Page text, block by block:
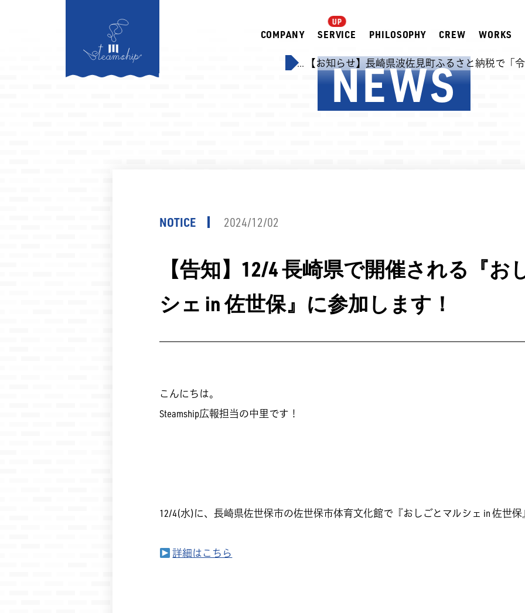
COMPANY SERVICE PHILOSOPHY CREW WORKS
プロジェクトについてご紹介いただきます。 2026.07.31 ... 【お知らせ】長崎県波佐見町ふるさと納税で「令和8年
NEWS
NOTICE 2024/12/02
【告知】12/4 長崎県で開催される『お
シェ in 佐世保』に参加します！
こんにちは。
Steamship広報担当の中里です！
12/4(水)に、長崎県佐世保市の佐世保市体育文化館で『おしごとマルシェ in 佐世
詳細はこちら